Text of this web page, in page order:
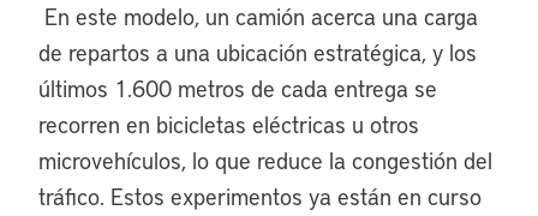
En este modelo, un camión acerca una carga
de repartos a una ubicación estratégica, y los
últimos 1.600 metros de cada entrega se
recorren en bicicletas eléctricas u otros
microvehículos, lo que reduce la congestión del
tráfico. Estos experimentos ya están en curso